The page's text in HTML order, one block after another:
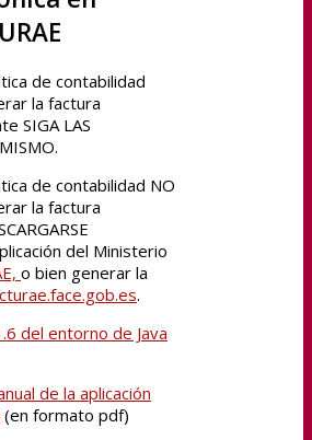
de contabilidad
la factura
SIGA LAS
de contabilidad NO
la factura
del Ministerio
o bien generar la
.
del entorno de Java
de la aplicación
(en formato pdf)